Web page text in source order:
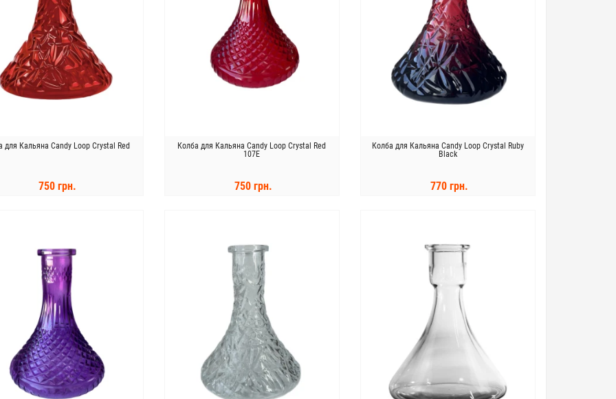
для Кальяна Candy Loop Crystal Red
750 грн.
Колба для Кальяна Candy Loop Crystal Red
107E
750 грн.
Колба для Кальяна Candy Loop Crystal Ruby
Black
770 грн.